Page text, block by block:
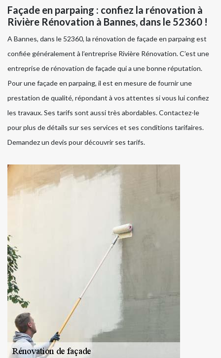
Façade en parpaing : confiez la rénovation à
Rivière Rénovation à Bannes, dans le 52360 !
A Bannes, dans le 52360, la rénovation de façade en parpaing est
confiée généralement à l’entreprise Rivière Rénovation. C’est une
entreprise de rénovation de façade qui a une bonne réputation.
Pour une façade en parpaing, il est en mesure de fournir une
prestation de qualité, répondant à vos attentes si vous lui confiez
les travaux. Ses tarifs sont aussi très abordables. Contactez-le
pour plus de détails sur ses services et ses conditions tarifaires.
Demandez un devis pour découvrir ses tarifs.